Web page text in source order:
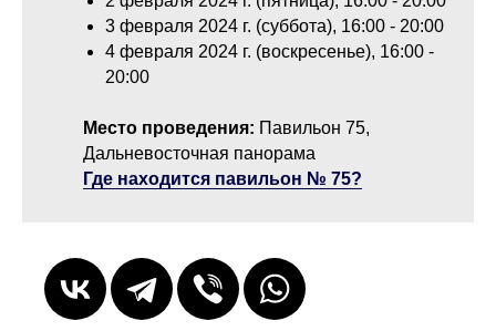
3 февраля 2024 г. (суббота), 16:00 - 20:00
4 февраля 2024 г. (воскресенье), 16:00 -
20:00
Место проведения: Павильон 75,
Дальневосточная панорама
Где находится павильон № 75?